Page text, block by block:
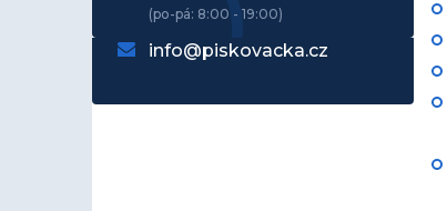
info@piskovacka.cz